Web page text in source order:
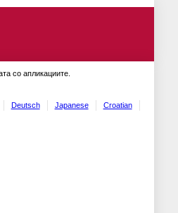
со апликациите.
Deutsch Japanese
Croatian